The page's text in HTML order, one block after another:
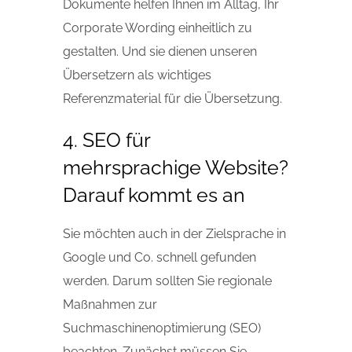
Dokumente helfen Ihnen im Alltag, Ihr
Corporate Wording einheitlich zu
gestalten. Und sie dienen unseren
Übersetzern als wichtiges
Referenzmaterial für die Übersetzung.
4. SEO für
mehrsprachige Website?
Darauf kommt es an
Sie möchten auch in der Zielsprache in
Google und Co. schnell gefunden
werden. Darum sollten Sie regionale
Maßnahmen zur
Suchmaschinenoptimierung (SEO)